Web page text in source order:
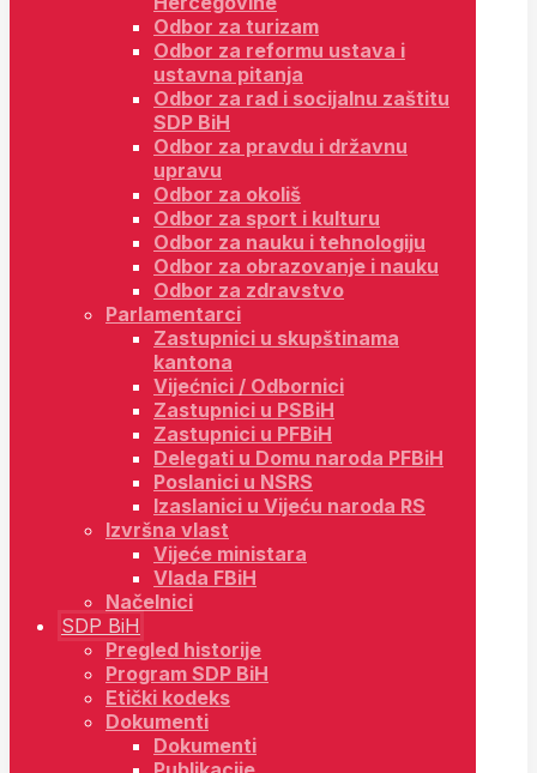
Odbor za turizam
Odbor za reformu ustava i
ustavna pitanja
Odbor za rad i socijalnu zaštitu
SDP BiH
Odbor za pravdu i državnu
upravu
Odbor za okoliš
Odbor za sport i kulturu
Odbor za nauku i tehnologiju
Odbor za obrazovanje i nauku
Odbor za zdravstvo
Parlamentarci
Zastupnici u skupštinama
kantona
Vijećnici / Odbornici
Zastupnici u PSBiH
Zastupnici u PFBiH
Delegati u Domu naroda PFBiH
Poslanici u NSRS
Izaslanici u Vijeću naroda RS
Izvršna vlast
Vijeće ministara
Vlada FBiH
Načelnici
SDP BiH
Pregled historije
Program SDP BiH
Etički kodeks
Dokumenti
Dokumenti